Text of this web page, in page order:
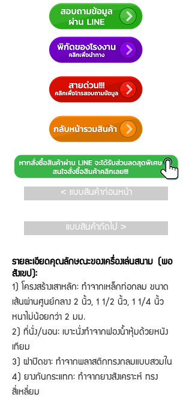
< แบบสินค้าก่อนหน้า
แบบสินค้าถัดไป >
รายละเอียดคุณลักษณะของเครื่องเล่นสนาม (พอ
สังเขป):
1) โครงสร้างเสาหลัก: ทำจากเหล็กท่อกลม ขนาด
เส้นผ่านศูนย์กลาง 2 นิ้ว, 1 1/2 นิ้ว, 1 1/4 นิ้ว
หนาไม่น้อยกว่า 2 มม.
2) ที่นั่ง/นอน: เบาะนั่งทำจากฟองน้ำหุ้มด้วยหนัง
เทียม
3) ฝาปิดขา: ทำจากพลาสติกทรงกลมแบบสวมใน
4) ยางกันกระแทก: ทำจากยางสังเคราะห์ ทรง
สี่เหลี่ยม